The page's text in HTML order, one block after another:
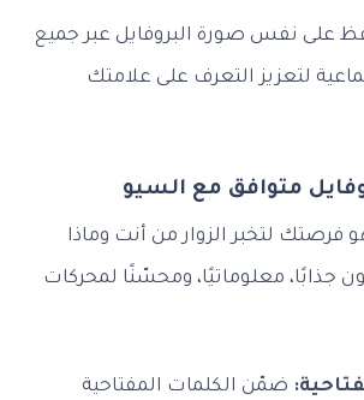
على نفس صورة البروفايل عبر جميع
لتعزيز التعرف على علامتك
متوافق مع السيو
فرصتك لتخبر الزوار من أنت وماذا
جذابًا، معلوماتيًا، ومحسّنًا لمحركات
ضمّن الكلمات المفتاحية